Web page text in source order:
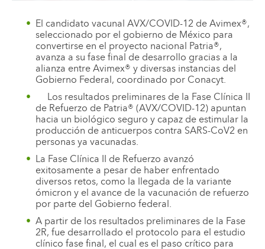
El candidato vacunal AVX/COVID-12 de Avimex®,
seleccionado por el gobierno de México para
convertirse en el proyecto nacional Patria®,
avanza a su fase final de desarrollo gracias a la
alianza entre Avimex® y diversas instancias del
Gobierno Federal, coordinado por Conacyt.
Los resultados preliminares de la Fase Clínica II
de Refuerzo de Patria® (AVX/COVID-12) apuntan
hacia un biológico seguro y capaz de estimular la
producción de anticuerpos contra SARS-CoV2 en
personas ya vacunadas.
La Fase Clínica II de Refuerzo avanzó
exitosamente a pesar de haber enfrentado
diversos retos, como la llegada de la variante
ómicron y el avance de la vacunación de refuerzo
por parte del Gobierno federal.
A partir de los resultados preliminares de la Fase
2R, fue desarrollado el protocolo para el estudio
clínico fase final, el cual es el paso crítico para